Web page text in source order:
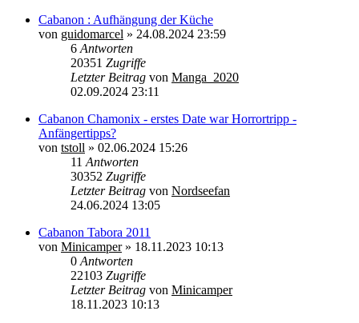
Cabanon : Aufhängung der Küche
von guidomarcel » 24.08.2024 23:59
6 Antworten
20351 Zugriffe
Letzter Beitrag von Manga_2020
02.09.2024 23:11
Cabanon Chamonix - erstes Date war Horrortripp -
Anfängertipps?
von tstoll » 02.06.2024 15:26
11 Antworten
30352 Zugriffe
Letzter Beitrag von Nordseefan
24.06.2024 13:05
Cabanon Tabora 2011
von Minicamper» 18.11.2023 10:13
0 Antworten
22103 Zugriffe
Letzter Beitrag von Minicamper
18.11.2023 10:13